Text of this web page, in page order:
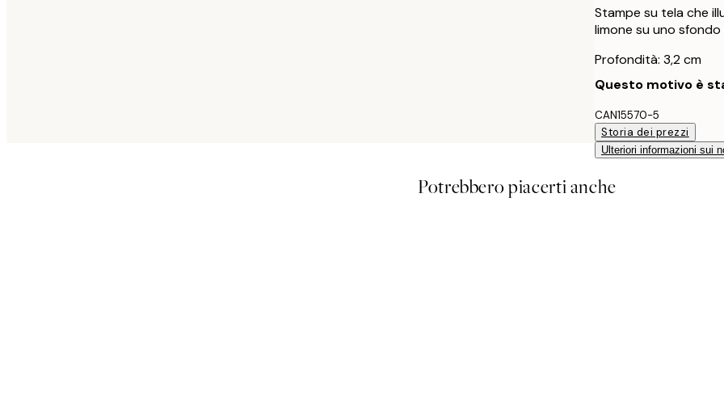
Stampe su tela che
limone su uno sfondo
Profondità: 3,2 cm
Questo motivo è
CAN15570-5
Storia dei prezzi
Ulteriori informazioni sui
Potrebbero piacerti anche